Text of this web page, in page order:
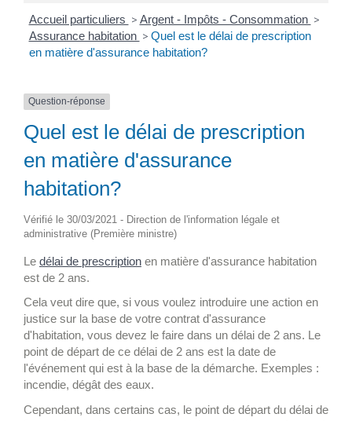
Accueil particuliers > Argent - Impôts - Consommation >
Assurance habitation > Quel est le délai de prescription
en matière d'assurance habitation?
Question-réponse
Quel est le délai de prescription
en matière d'assurance
habitation?
Vérifié le 30/03/2021 - Direction de l'information légale et
administrative (Première ministre)
Le délai de prescription en matière d'assurance habitation
est de 2 ans.
Cela veut dire que, si vous voulez introduire une action en
justice sur la base de votre contrat d'assurance
d'habitation, vous devez le faire dans un délai de 2 ans. Le
point de départ de ce délai de 2 ans est la date de
l'événement qui est à la base de la démarche. Exemples :
incendie, dégât des eaux.
Cependant, dans certains cas, le point de départ du délai de